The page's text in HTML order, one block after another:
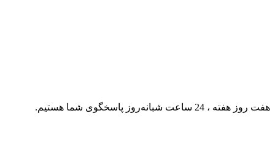
هفت روز هفته ، 24 ساعت شبانه‌روز پاسخگوی شما هستیم.